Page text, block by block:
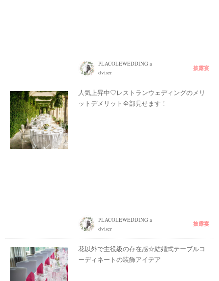
PLACOLEWEDDING a
dviser
披露宴
人気上昇中♡レストランウェディングのメリ
ットデメリット全部見せます！
PLACOLEWEDDING a
dviser
披露宴
花以外で主役級の存在感☆結婚式テーブルコ
ーディネートの装飾アイデア